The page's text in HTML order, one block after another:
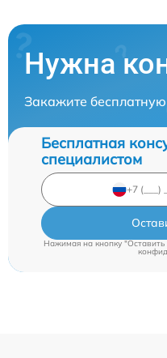
Нужна
Закажите
Бесплатная
специалистом
Нажимая на кнопку